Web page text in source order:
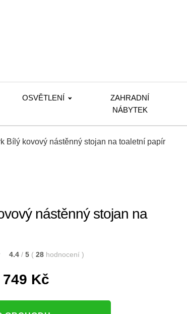
OSVĚTLENÍ
ZAHRADNÍ
NÁBYTEK
Bílý kovový nástěnný stojan na toaletní papír
nástěnný stojan na
4.4 / 5 ( 28 hodnocení )
749 Kč